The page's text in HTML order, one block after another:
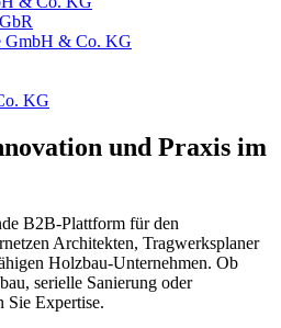
und Praxis im
B2B-Plattform für den
Architekten, Tragwerksplaner
Holzbau-Unternehmen. Ob
serielle Sanierung oder
Sie Expertise.